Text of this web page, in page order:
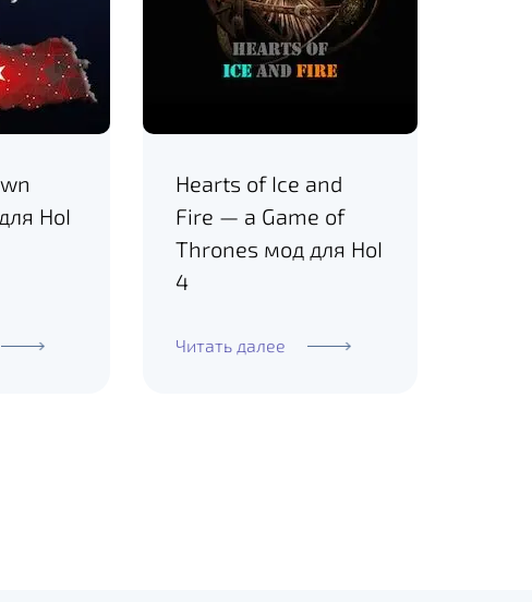
HoI
Hearts of Ice and
Fire — a Game of
Thrones мод для HoI
4
Читать далее